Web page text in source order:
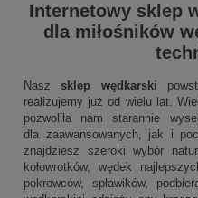
Internetowy sklep
dla miłośników
Naszsklep wędkarski
realizujemy już od wielu lat.
pozwoliła nam starannie
dla zaawansowanych, jak i
znajdziesz szeroki wybór
kołowrotków, wędek
pokrowców, spławików,